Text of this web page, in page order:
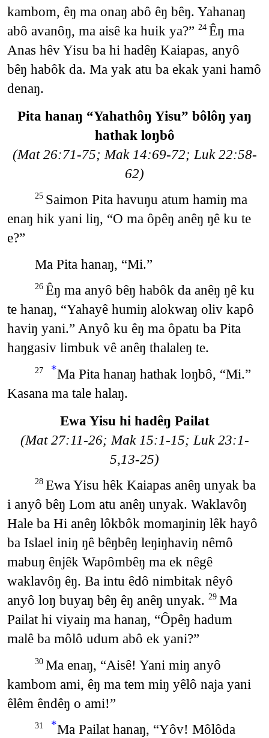
kambom, êŋ ma onaŋ abô êŋ bêŋ. Yahanaŋ
abô avanôŋ, ma aisê ka huik ya?” 24 Êŋ ma
Anas hêv Yisu ba hi hadêŋ Kaiapas, anyô
bêŋ habôk da. Ma yak atu ba ekak yani hamô
denaŋ.
Pita hanaŋ “Yahathôŋ Yisu” bôlôŋ yaŋ
hathak loŋbô
(Mat 26:71-75; Mak 14:69-72; Luk 22:58-
62)
25 Saimon Pita havuŋu atum hamiŋ ma
enaŋ hik yani liŋ, “O ma ôpêŋ anêŋ ŋê ku te
e?”
Ma Pita hanaŋ, “Mi.”
26 Êŋ ma anyô bêŋ habôk da anêŋ ŋê ku
te hanaŋ, “Yahayê humiŋ alokwaŋ oliv kapô
haviŋ yani.” Anyô ku êŋ ma ôpatu ba Pita
haŋgasiv limbuk vê anêŋ thalaleŋ te.
27 *Ma Pita hanaŋ hathak loŋbô, “Mi.”
Kasana ma tale halaŋ.
Ewa Yisu hi hadêŋ Pailat
(Mat 27:11-26; Mak 15:1-15; Luk 23:1-
5,13-25)
28 Ewa Yisu hêk Kaiapas anêŋ unyak ba
i anyô bêŋ Lom atu anêŋ unyak. Waklavôŋ
Hale ba Hi anêŋ lôkbôk momaŋiniŋ lêk hayô
ba Islael iniŋ ŋê bêŋbêŋ leŋiŋhaviŋ nêmô
mabuŋ ênjêk Wapômbêŋ ma ek nêgê
waklavôŋ êŋ. Ba intu êdô nimbitak nêyô
anyô loŋ buyaŋ bêŋ êŋ anêŋ unyak. 29 Ma
Pailat hi viyaiŋ ma hanaŋ, “Ôpêŋ hadum
malê ba môlô udum abô ek yani?”
30 Ma enaŋ, “Aisê! Yani miŋ anyô
kambom ami, êŋ ma tem miŋ yêlô naja yani
êlêm êndêŋ o ami!”
31 *Ma Pailat hanaŋ, “Yôv! Môlôda